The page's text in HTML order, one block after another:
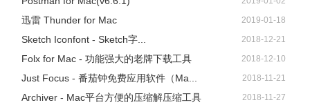
迅雷 Thunder for Mac 2019-01-18
Sketch Iconfont - Sketch字... 2018-12-21
Folx for Mac - 功能强大的老牌下载工具 2018-12-10
Just Focus - 番茄钟免费应用软件（Ma... 2018-11-21
Archiver - Mac平台方便的压缩解压缩工具 2018-11-27